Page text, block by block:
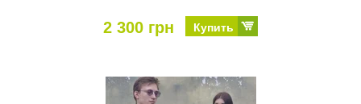
2 300 грн Купить